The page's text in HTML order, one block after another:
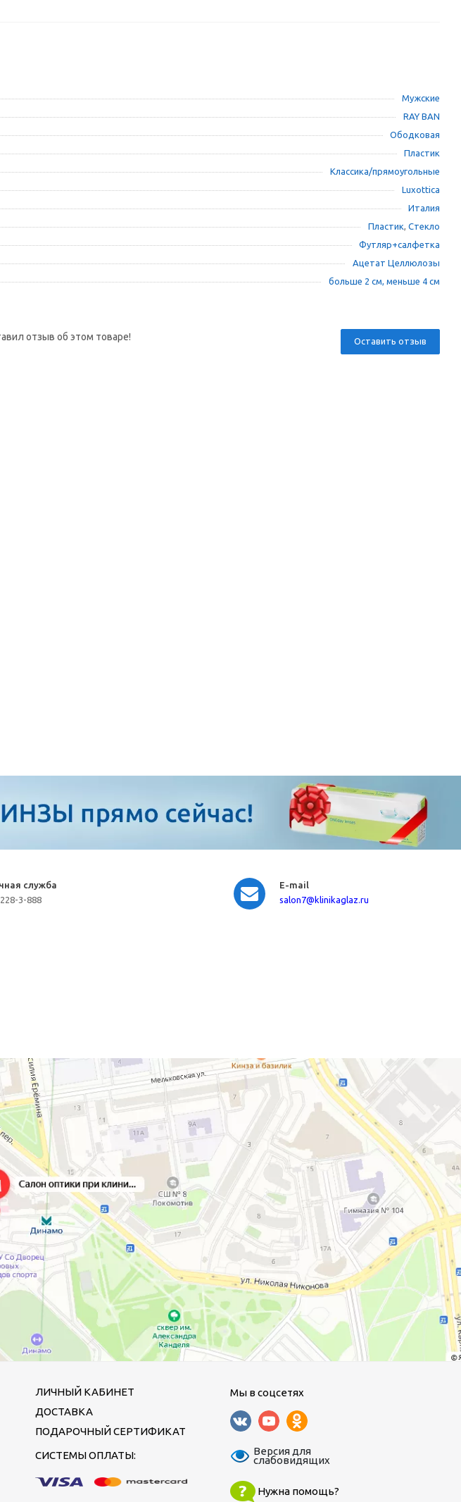
Мужские
RAY BAN
Ободковая
Пластик
Классика/прямоугольные
Luxottica
Италия
Пластик, Стекло
Футляр+салфетка
Ацетат Целлюлозы
больше 2 см, меньше 4 см
Оставить отзыв
отзыв об этом товаре!
служба
3-888
E-mail
salon7@klinikaglaz.ru
ЛИЧНЫЙ КАБИНЕТ
ДОСТАВКА
ПОДАРОЧНЫЙ СЕРТИФИКАТ
СИСТЕМЫ ОПЛАТЫ:
Мы в соцсетях
Версия для
слабовидящих
Нужна помощь?